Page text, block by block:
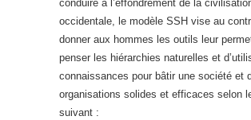
conduire à l’effondrement de la
occidentale, le modèle SSH vise au
donner aux hommes les outils leur
penser les hiérarchies naturelles et
connaissances pour bâtir une société et
organisations solides et efficaces selon
suivant :